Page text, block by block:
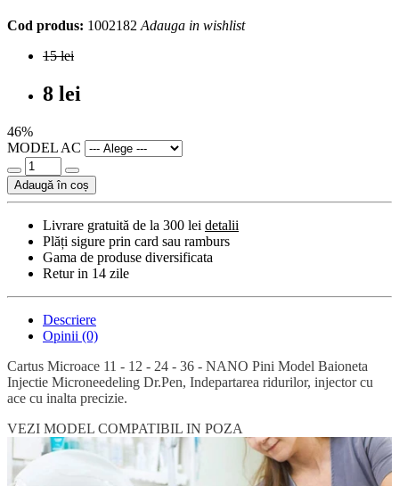
Cod produs: 1002182 Adauga in wishlist
15 lei
8 lei
46%
MODEL AC
Adaugă în coș
Livrare gratuită de la 300 lei detalii
Plăți sigure prin card sau ramburs
Gama de produse diversificata
Retur in 14 zile
Descriere
Opinii (0)
Cartus Microace 11 - 12 - 24 - 36 - NANO Pini Model Baioneta
Injectie Microneedeling Dr.Pen, Indepartarea ridurilor, injector cu
ace cu inalta precizie.
VEZI MODEL COMPATIBIL IN POZA